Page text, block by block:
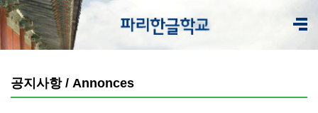
공지사항 / Annonces